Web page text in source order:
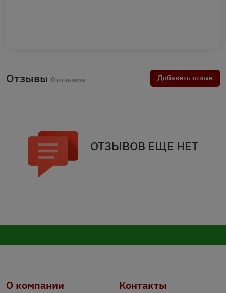
Отзывы 0 отзывов Добавить отзыв
ОТЗЫВОВ ЕЩЕ НЕТ
О компании Контакты